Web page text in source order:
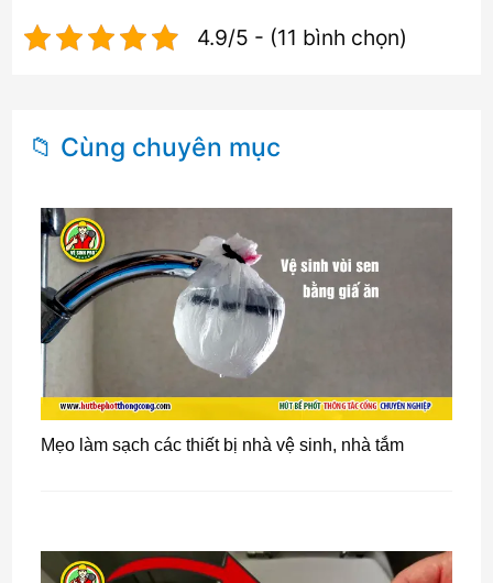
4.9/5 - (11 bình chọn)
📁 Cùng chuyên mục
Mẹo làm sạch các thiết bị nhà vệ sinh, nhà tắm